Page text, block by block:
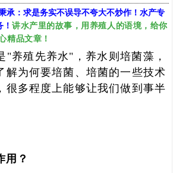
承：求是务实不误导不夸大不炒作！水产专
讲水产里的故事，用养殖人的语境，给你
精品文章！
"养殖先养水"，养水则培菌藻，
解为何要培菌、培菌的一些技术
很多程度上能够让我们做到事半
用？